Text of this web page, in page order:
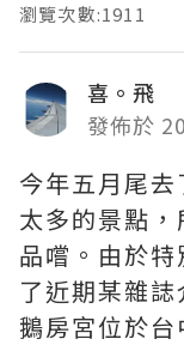
瀏覽次數:1911
喜。飛
發佈於
今年五月尾
太多的景點
品嚐。由於
了近期某雜誌
鵝房宮位於